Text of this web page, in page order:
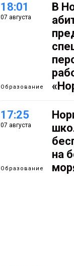
18:01
07 августа
Образование
В
17:25
07 августа
Образование
на